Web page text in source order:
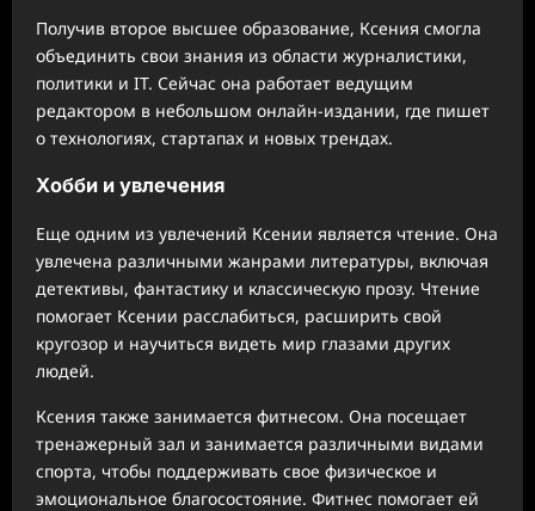
Получив второе высшее образование, Ксения смогла
объединить свои знания из области журналистики,
политики и IT. Сейчас она работает ведущим
редактором в небольшом онлайн-издании, где пишет
о технологиях, стартапах и новых трендах.
Хобби и увлечения
Еще одним из увлечений Ксении является чтение. Она
увлечена различными жанрами литературы, включая
детективы, фантастику и классическую прозу. Чтение
помогает Ксении расслабиться, расширить свой
кругозор и научиться видеть мир глазами других
людей.
Ксения также занимается фитнесом. Она посещает
тренажерный зал и занимается различными видами
спорта, чтобы поддерживать свое физическое и
эмоциональное благосостояние. Фитнес помогает ей